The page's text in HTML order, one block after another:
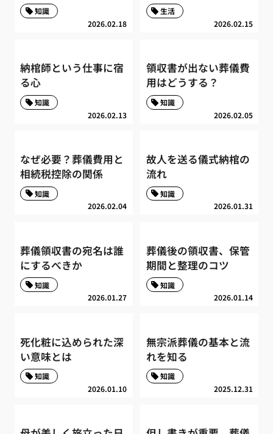
2026.02.18
知識
2026.02.15
生活
納棺師という仕事に宿
る心
2026.02.13
知識
領収書が出ない葬儀費
用はどうする？
2026.02.05
知識
なぜ必要？葬儀費用と
相続税控除の関係
2026.02.04
知識
故人を送る儀式納棺の
流れ
2026.01.31
知識
葬儀領収書の宛名は誰
にするべきか
2026.01.27
知識
葬儀後の領収書、保管
期間と整理のコツ
2026.01.14
知識
死化粧に込められた深
い意味とは
2026.01.10
知識
無宗派葬儀の基本と流
れを知る
2025.12.31
知識